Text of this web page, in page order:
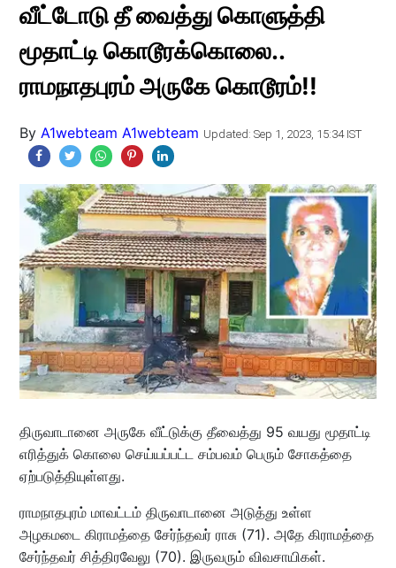
வீட்டோடு தீ வைத்து கொளுத்தி
மூதாட்டி கொடூரக்கொலை..
ராமநாதபுரம் அருகே கொடூரம்!!
By A1webteam A1webteam Updated: Sep 1, 2023, 15:34 IST
திருவாடானை அருகே வீட்டுக்கு தீவைத்து 95 வயது மூதாட்டி
எரித்துக் கொலை செய்யப்பட்ட சம்பவம் பெரும் சோகத்தை
ஏற்படுத்தியுள்ளது.
ராமநாதபுரம் மாவட்டம் திருவாடானை அடுத்து உள்ள
அழகமடை கிராமத்தை சேர்ந்தவர் ராசு (71). அதே கிராமத்தை
சேர்ந்தவர் சித்திரவேலு (70). இருவரும் விவசாயிகள்.